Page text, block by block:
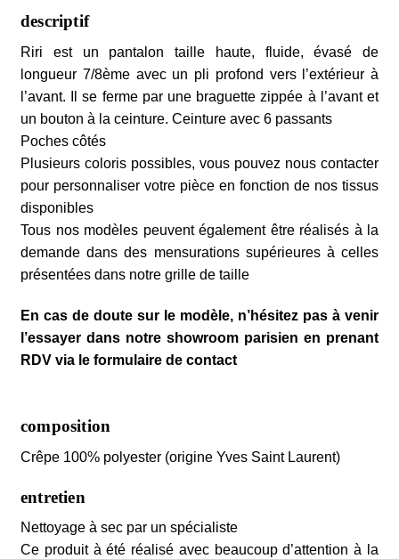
descriptif
Riri est un pantalon taille haute, fluide, évasé de
longueur 7/8ème avec un pli profond vers l’extérieur à
l’avant. Il se ferme par une braguette zippée à l’avant et
un bouton à la ceinture. Ceinture avec 6 passants
Poches côtés
Plusieurs coloris possibles, vous pouvez nous contacter
pour personnaliser votre pièce en fonction de nos tissus
disponibles
Tous nos modèles peuvent également être réalisés à la
demande dans des mensurations supérieures à celles
présentées dans notre grille de taille
En cas de doute sur le modèle, n’hésitez pas à venir
l’essayer dans notre showroom parisien en prenant
RDV via le formulaire de contact
composition
Crêpe 100% polyester (origine Yves Saint Laurent)
entretien
Nettoyage à sec par un spécialiste
Ce produit à été réalisé avec beaucoup d’attention à la